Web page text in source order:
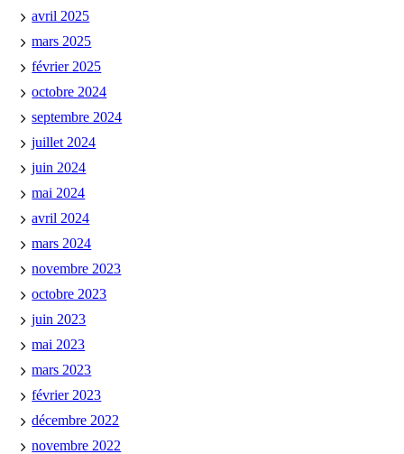
avril 2025
mars 2025
février 2025
octobre 2024
septembre 2024
juillet 2024
juin 2024
mai 2024
avril 2024
mars 2024
novembre 2023
octobre 2023
juin 2023
mai 2023
mars 2023
février 2023
décembre 2022
novembre 2022